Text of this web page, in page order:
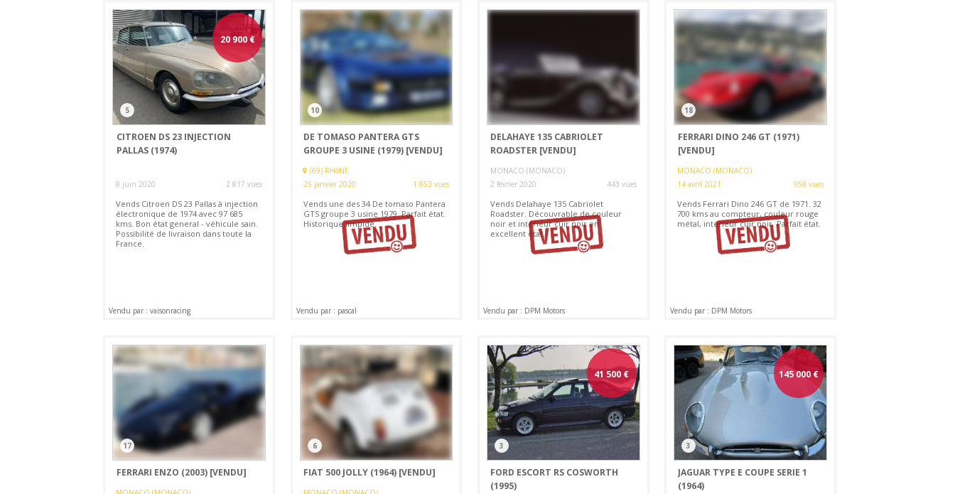
20 900€
5
CITROEN DS 23 INJECTION
PALLAS (1974)
8 juin 2020 2 817 vues
Vends Citroen DS 23 Pallas à injection
électronique de 1974 avec 97 685
kms. Bon état general - véhicule sain.
Possibilité de livraison dans toute la
France.
Vendu par : vaisonracing
10
DE TOMASO PANTERA GTS
GROUPE 3 USINE (1979) [VENDU]
(69) RHôNE
25 janvier 2020
1 853 vues
Vends une des 34 De tomaso Pantera
GTS groupe 3 usine 1979. Parfait état.
Historique limpide.
Vendu par : pascal
DELAHAYE 135 CABRIOLET
ROADSTER [VENDU]
MONACO (MONACO)
2 février 2020
443 vues
Vends Delahaye 135 Cabriolet
Roadster. Découvrable de couleur
noir et intérieur cuir noir en
excellent état.
Vendu par : DPM Motors
18
FERRARI DINO 246 GT (1971)
[VENDU]
MONACO (MONACO)
14 avril 2021
958 vues
Vends Ferrari Dino 246 GT de 1971. 32
700 kms au compteur, couleur rouge
métal, intérieur cuir noir. Parfait état.
Vendu par : DPM Motors
17
FERRARI ENZO (2003) [VENDU]
6
FIAT 500 JOLLY (1964) [VENDU]
41 500 €
3
FORD ESCORT RS COSWORTH
(1995)
145 000 €
3
JAGUAR TYPE E COUPE SERIE 1
(1964)